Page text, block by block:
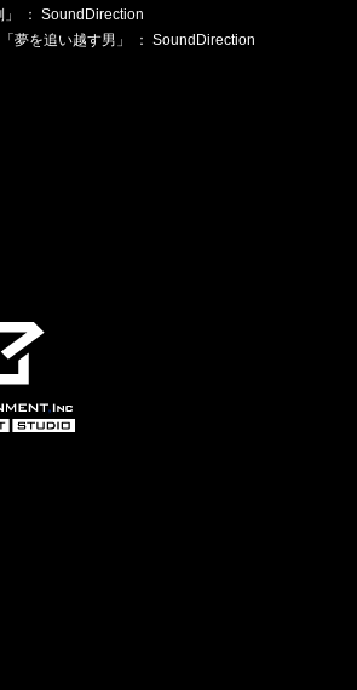
： SoundDirection
を追い越す男」 ： SoundDirection